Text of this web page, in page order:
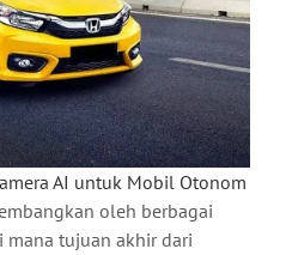
AI untuk Mobil Otonom
oleh berbagai
tujuan akhir dari